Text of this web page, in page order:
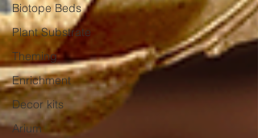
Biotope Beds
Plant Substrate
Theming
Enrichment
Decor kits
Arium